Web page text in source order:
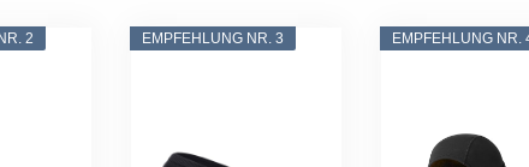
2 EMPFEHLUNG NR. 3 EMPFEHLUNG NR.